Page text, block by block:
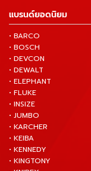
แบรนด์ยอดนิยม
• BARCO
• BOSCH
• DEVCON
• DEWALT
• ELEPHANT
• FLUKE
• INSIZE
• JUMBO
• KARCHER
• KEIBA
• KENNEDY
• KINGTONY